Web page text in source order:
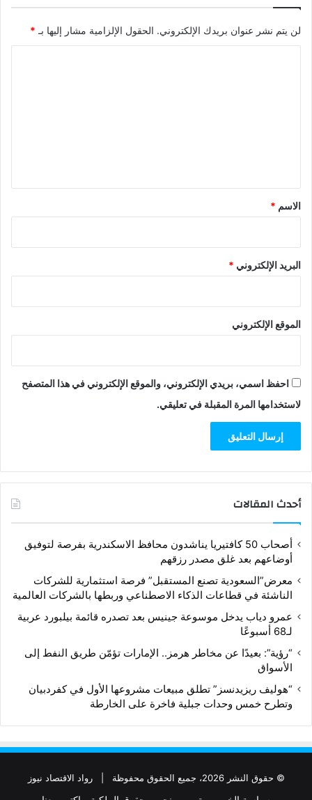
لن يتم نشر عنوان بريدك الإلكتروني. الحقول الإلزامية مشار إليها بـ *
*
الاسم *
البريد الإلكتروني *
الموقع الإلكتروني
احفظ اسمي، بريدي الإلكتروني، والموقع الإلكتروني في هذا المتصفح
لاستخدامها المرة المقبلة في تعليقي.
أحدث المقالات
أصحاب 50 كافتيريا يناشدون محافظ الاسكندرية بفرصة لتوفيق
أوضاعهم بعد غلق مصدر رزقهم
معرض”السعودية تصنع المستقبل” فرصة استثمارية للشركات
الناشئة في قطاعات الذكاء الاصطناعي وربطها بالشركات العالمية
عمرو دياب يدخل موسوعة جينيس بعد تصدره قائمة بيلبورد عربية
لـ68 أسبوعًا
“رؤية”: بعيدًا عن مخاطر هرمز.. الإمارات تؤمّن طريق النفط إلى
الأسواق
“هوليف ريزيدنسز” تطلق مبيعات مشروعها الأول في كفردبيان
وتطرح خمس وحدات جبلية فاخرة على الخارطة
© حقوق النشر 2026، جميع الحقوق محفوظة | رواد الاقتصاد نيوز